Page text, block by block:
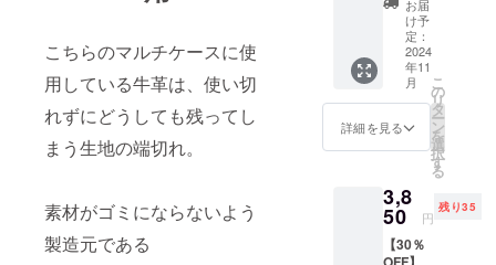
こちらのマルチケースに使
用している牛革は、使い切
れずにどうしても残ってし
まう生地の端切れ。
素材がゴミにならないよう
製造元である
料無料
メール
便での
発送と
なりま
す。 ※
複数の
送付先
ます。
※必ずご
購入者
様のご
Fで購入
いただ
けま
す。 ＜
詳細
（マル
チケー
ネイ
ビー ・
数量：1
点 ・サ
たマル
チケー
ス（ブ
ラッ
ク）＆
ハンカ
チ（お
はよう
orおや
セット
●先着10
様 /一般
販売予
お届
け予
定：
2024
年11
月
詳細を見る
こ
の
リ
タ
ー
ン
を
選
択
す
る
3,8
50 円
残り35
【30％